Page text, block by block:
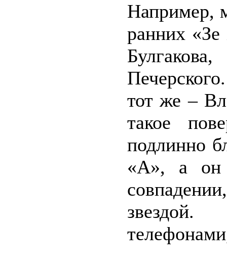
Например,
ранних
тот же –
такое
подлинно
«А», а он